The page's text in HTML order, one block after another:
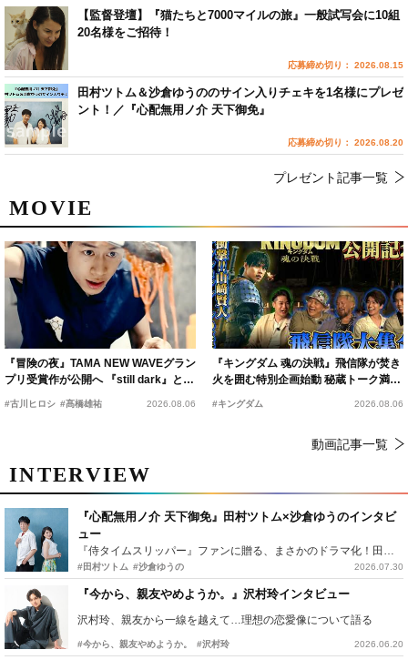
MOVIE
『冒険の夜』TAMA NEW WAVEグラン
プリ受賞作が公開へ 『still dark』と同
時上映決定
#古川ヒロシ #髙橋雄祐 2026.08.06
『キングダム 魂の決戦』飛信隊が焚き
火を囲む特別企画始動 秘蔵トーク満載
の“キングダムキャンプ”開催
#キングダム 2026.08.06
動画記事一覧
INTERVIEW
『心配無用ノ介 天下御免』田村ツトム×沙倉ゆうのインタビ
ュー
『侍タイムスリッパー』ファンに贈る、まさかのドラマ化！田村ツトム×沙倉ゆうのが語る『心配無用ノ介』撮影秘話
#田村ツトム #沙倉ゆうの 2026.07.30
『今から、親友やめようか。』沢村玲インタビュー
沢村玲、親友から一線を越えて…理想の恋愛像について語る
#今から、親友やめようか。 #沢村玲 2026.06.20
【監督登壇】『猫たちと7000マイルの旅』一般試写会に10組
20名様をご招待！
応募締め切り： 2026.08.15
田村ツトム＆沙倉ゆうののサイン入りチェキを1名様にプレゼ
ント！／『心配無用ノ介 天下御免』
応募締め切り： 2026.08.20
プレゼント記事一覧